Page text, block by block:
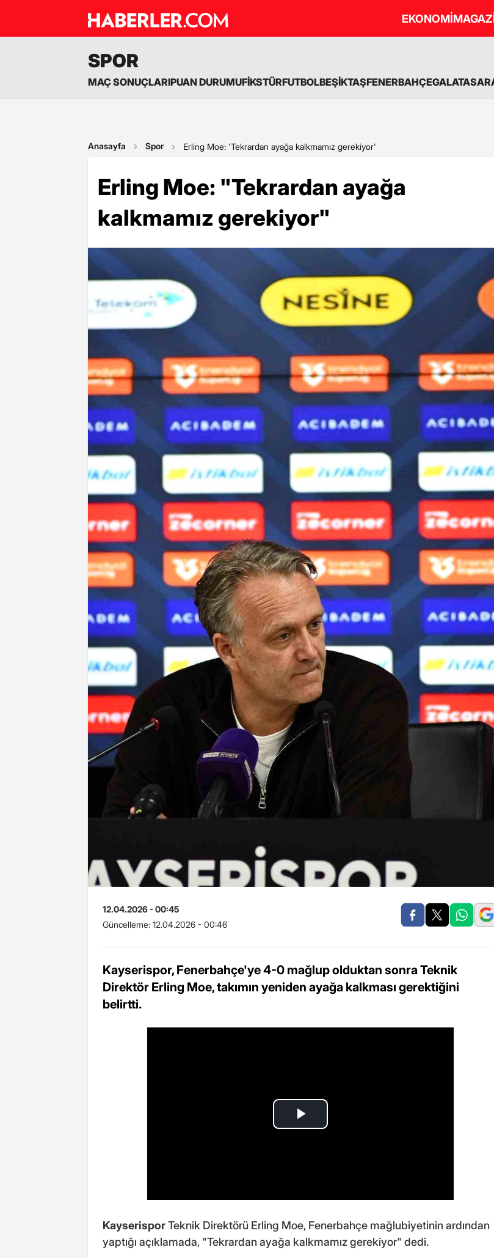
EKONOMİ
SPOR
MAÇ SONUÇLARIPUAN DURUMUFİKSTÜRFUTBOLBEŞİKTAŞFENERBAHÇE
Anasayfa Spor Erling Moe: 'Tekrardan ayağa kalkmamız gerekiyor'
Erling Moe: "Tekrardan ayağa
kalkmamız gerekiyor"
12.04.2026 - 00:45
Güncelleme: 12.04.2026 - 00:46
Kayserispor, Fenerbahçe'ye 4-0 mağlup olduktan sonra Teknik
Direktör Erling Moe, takımın yeniden ayağa kalkması gerektiğini
belirtti.
KayserisporTeknik Direktörü Erling Moe, Fenerbahçe mağlubiyetinin ardından
yaptığı açıklamada, "Tekrardan ayağa kalkmamız gerekiyor" dedi.